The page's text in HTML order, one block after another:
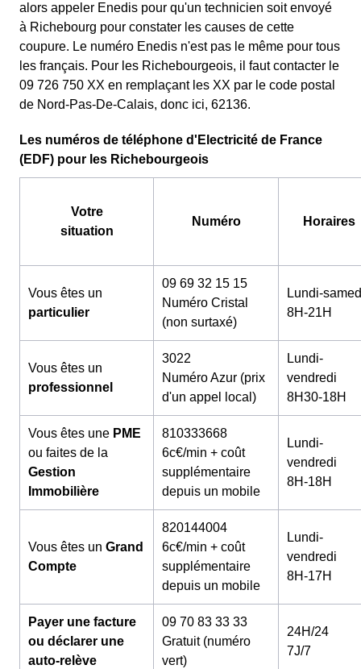
alors appeler Enedis pour qu'un technicien soit envoyé
à Richebourg pour constater les causes de cette
coupure. Le numéro Enedis n'est pas le même pour tous
les français. Pour les Richebourgeois, il faut contacter le
09 726 750 XX en remplaçant les XX par le code postal
de Nord-Pas-De-Calais, donc ici, 62136.
Les numéros de téléphone d'Electricité de France
(EDF) pour les Richebourgeois
Votre
situation
Numéro Horaires
Vous êtes un
particulier
09 69 32 15 15
Numéro Cristal
(non surtaxé)
Lundi-
8H-21H
Vous êtes un
professionnel
3022
Numéro Azur (prix
d'un appel local)
Lundi-
vendredi
8H30-18H
Vous êtes une PME
ou faites de la
Gestion
Immobilière
810333668
6c€/min + coût
supplémentaire
depuis un mobile
Lundi-
vendredi
8H-18H
Vous êtes un Grand
Compte
820144004
6c€/min + coût
supplémentaire
depuis un mobile
Lundi-
vendredi
8H-17H
Payer une facture
ou déclarer une
auto-relève
09 70 83 33 33
Gratuit (numéro
vert)
24H/24
7J/7